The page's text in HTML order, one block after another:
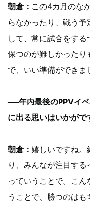
朝倉： この4カ月のな
らなかったり、戦う
して、常に試合をす
保つのが難しかったり
で、いい準備ができま
──年内最後のPPVイ
に出る思いはいかがで
朝倉： 嬉しいですね。
り、みんなが注目す
っていうことで。こ
うことで、勝つのは